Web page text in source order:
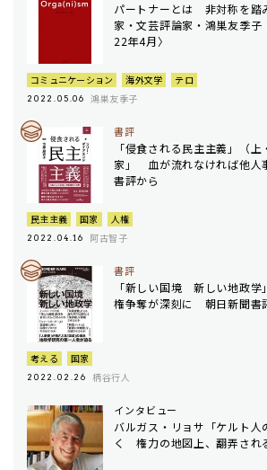
パートナーとは 非対称を
家・文芸評論家・鴻巣友季子
22年4月〉
コミュニケーション 海外文学 テロ
2022.05.06 鴻巣友季子
書評
「侵食される民主主義」（
家」 血が流れなければ他
書評から
民主主義 国家 人権
2022.04.16 阿古智子
書評
「新しい国境 新しい地政
権争奪が深刻に 朝日新聞書
考える 国家
2022.02.26 柄谷行人
インタビュー
バルガス・リョサ「ケルト人
く 権力の地図上、翻弄され